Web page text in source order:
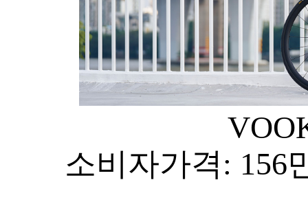
소비자가격: 156